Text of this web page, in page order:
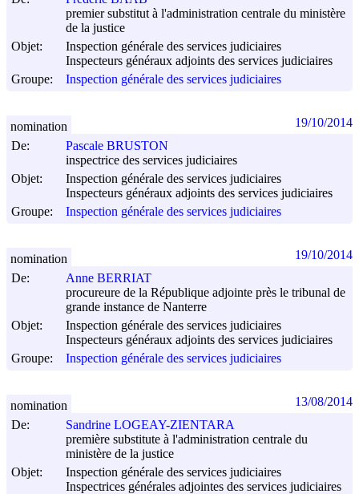
premier substitut à l'administration centrale du ministère
de la justice
Objet:
Inspection générale des services judiciaires
Inspecteurs généraux adjoints des services judiciaires
Groupe:
Inspection générale des services judiciaires
De:
Pascale BRUSTON
inspectrice des services judiciaires
Objet:
Inspection générale des services judiciaires
Inspecteurs généraux adjoints des services judiciaires
Groupe:
Inspection générale des services judiciaires
nomination 19/10/2014
De:
Anne BERRIAT
procureure de la République adjointe près le tribunal de
grande instance de Nanterre
Objet:
Inspection générale des services judiciaires
Inspecteurs généraux adjoints des services judiciaires
Groupe:
Inspection générale des services judiciaires
nomination 19/10/2014
De:
Sandrine LOGEAY-ZIENTARA
première substitute à l'administration centrale du
ministère de la justice
Objet:
Inspection générale des services judiciaires
Inspectrices générales adjointes des services judiciaires
nomination 13/08/2014